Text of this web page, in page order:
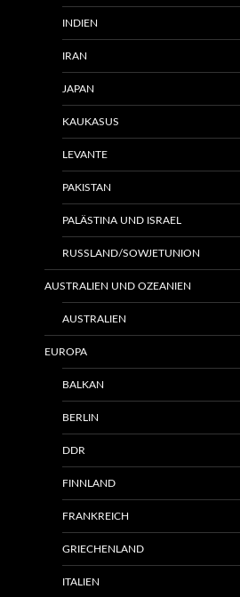
INDIEN
IRAN
JAPAN
KAUKASUS
LEVANTE
PAKISTAN
PALÄSTINA UND ISRAEL
RUSSLAND/SOWJETUNION
AUSTRALIEN UND OZEANIEN
AUSTRALIEN
EUROPA
BALKAN
BERLIN
DDR
FINNLAND
FRANKREICH
GRIECHENLAND
ITALIEN